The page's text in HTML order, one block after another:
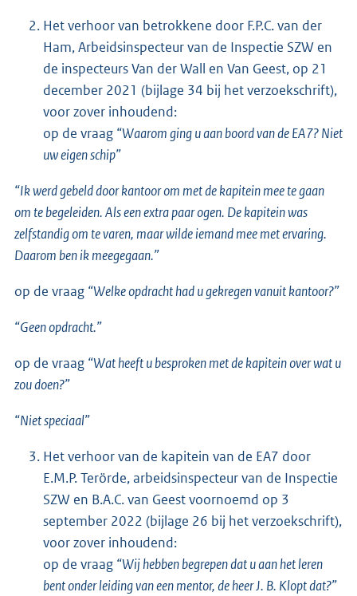
Het verhoor van betrokkene door F.P.C. van der
Ham, Arbeidsinspecteur van de Inspectie SZW en
de inspecteurs Van der Wall en Van Geest, op 21
december 2021 (bijlage 34 bij het verzoekschrift),
voor zover inhoudend:
op de vraag “Waarom ging u aan boord van de EA7? Niet
uw eigen schip”
“Ik werd gebeld door kantoor om met de kapitein mee te gaan
om te begeleiden. Als een extra paar ogen. De kapitein was
zelfstandig om te varen, maar wilde iemand mee met ervaring.
Daarom ben ik meegegaan.”
op de vraag “Welke opdracht had u gekregen vanuit kantoor?”
“Geen opdracht.”
op de vraag “Wat heeft u besproken met de kapitein over wat u
zou doen?”
“Niet speciaal”
Het verhoor van de kapitein van de EA7 door
E.M.P. Terörde, arbeidsinspecteur van de Inspectie
SZW en B.A.C. van Geest voornoemd op 3
september 2022 (bijlage 26 bij het verzoekschrift),
voor zover inhoudend:
op de vraag “Wij hebben begrepen dat u aan het leren
bent onder leiding van een mentor, de heer J. B. Klopt dat?”